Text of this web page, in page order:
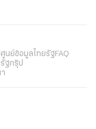
ศูนย์ข้อมูลไทยรัฐFAQ
ฐกรุ๊ป